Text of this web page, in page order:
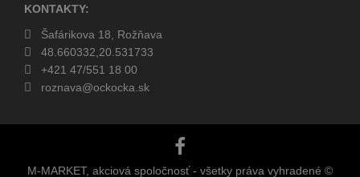
KONTAKTY:
Šafárikova 18, Rožňava
48.660332,20.531733
+421 47/551 18 00
roznava@ockocka.sk
M-MARKET, akciová spoločnosť - všetky práva vyhradené ©